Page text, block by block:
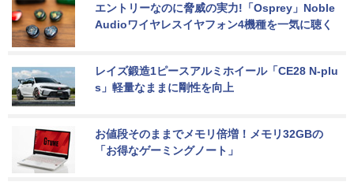
エントリーなのに脅威の実力!「Osprey」Noble
Audioワイヤレスイヤフォン4機種を一気に聴く
レイズ鍛造1ピースアルミホイール「CE28 N-plu
s」軽量なままに剛性を向上
お値段そのままでメモリ倍増！メモリ32GBの
「お得なゲーミングノート」